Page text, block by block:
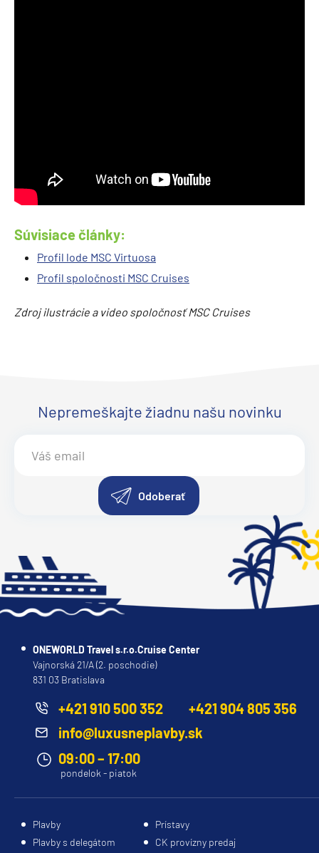
Súvisiace články:
Profil lode MSC Virtuosa
Profil spoločnosti MSC Cruises
Zdroj ilustrácie a video spoločnosť MSC Cruises
Nepremeškajte žiadnu našu novinku
Odoberať
ONEWORLD Travel s.r.o.Cruise Center
Vajnorská 21/A (2. poschodie)
831 03 Bratislava
+421 910 500 352
+421 904 805 356
info@luxusneplavby.sk
09:00 – 17:00
pondelok - piatok
Plavby
Prístavy
Plavby s delegátom
CK provízny predaj